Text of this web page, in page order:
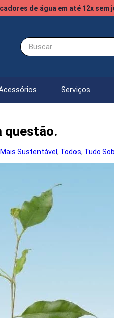
de água em até 12x sem
Buscar
Serviços
questão.
Sustentável , Todos, Tudo